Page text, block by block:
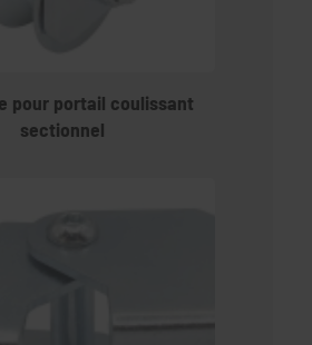
pour portail coulissant
sectionnel